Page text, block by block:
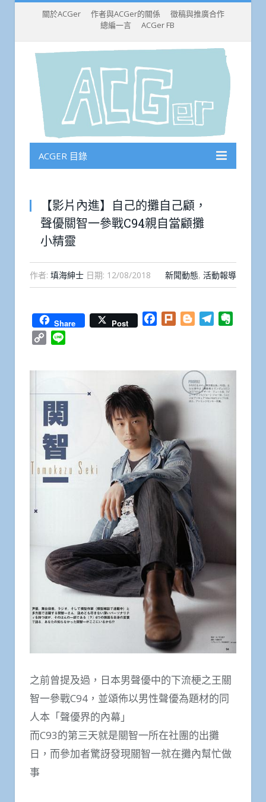
關於ACGer 作者與ACGer的關係
徵稿與推廣合作
總編一言
ACGer FB
ACGER 目錄
【影片內進】自己的攤自己顧，
聲優關智一參戰C94親自當顧攤
小精靈
作者: 填海紳士 日期: 12/08/2018 新聞動態, 活動報導
Share Post Facebook
Plurk BloggerTelegram
Copy
之前曾提及過，日本男聲優中的下流梗之王關
智一參戰C94，並頌佈以男性聲優為題材的同
人本「聲優界的內幕」
而C93的第三天就是關智一所在社團的出攤
日，而參加者驚訝發現關智一就在攤內幫忙做
事